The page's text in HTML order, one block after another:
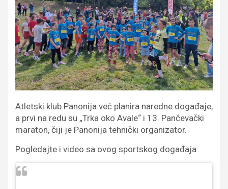
Atletski klub Panonija već planira naredne događaje,
a prvi na redu su „Trka oko Avale“ i 13. Pančevački
maraton, čiji je Panonija tehnički organizator.
Pogledajte i video sa ovog sportskog događaja: